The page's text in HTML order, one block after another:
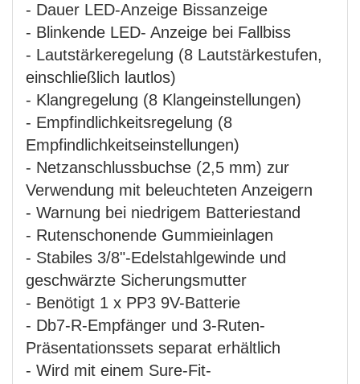
- Dauer LED-Anzeige Bissanzeige
- Blinkende LED- Anzeige bei Fallbiss
- Lautstärkeregelung (8 Lautstärkestufen,
einschließlich lautlos)
- Klangregelung (8 Klangeinstellungen)
- Empfindlichkeitsregelung (8
Empfindlichkeitseinstellungen)
- Netzanschlussbuchse (2,5 mm) zur
Verwendung mit beleuchteten Anzeigern
- Warnung bei niedrigem Batteriestand
- Rutenschonende Gummieinlagen
- Stabiles 3/8"-Edelstahlgewinde und
geschwärzte Sicherungsmutter
- Benötigt 1 x PP3 9V-Batterie
- Db7-R-Empfänger und 3-Ruten-
Präsentationssets separat erhältlich
- Wird mit einem Sure-Fit-